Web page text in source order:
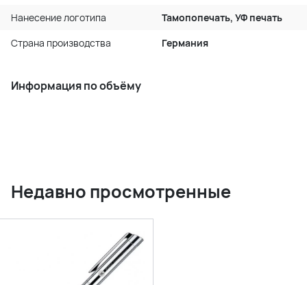
Нанесение логотипа
Тамопопечать, УФ печать
Страна производства
Германия
Информация по объёму
Недавно просмотренные